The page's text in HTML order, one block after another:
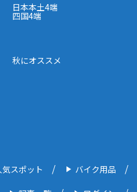
日本本土4端
四国4端
秋にオススメ
気スポット バイク用品